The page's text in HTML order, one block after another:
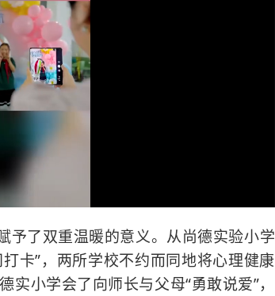
予了双重温暖的意义。从尚德实验小学
卡”，两所学校不约而同地将心理健康
小学会了向师长与父母“勇敢说爱”，